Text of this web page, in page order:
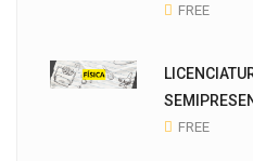
FREE
FREE